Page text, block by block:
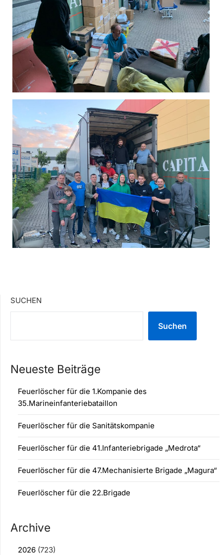
SUCHEN
Suchen
Neueste Beiträge
Feuerlöscher für die 1.Kompanie des
35.Marineinfanteriebataillon
Feuerlöscher für die Sanitätskompanie
Feuerlöscher für die 41.Infanteriebrigade „Medrota“
Feuerlöscher für die 47.Mechanisierte Brigade „Magura“
Feuerlöscher für die 22.Brigade
Archive
2026 (723)